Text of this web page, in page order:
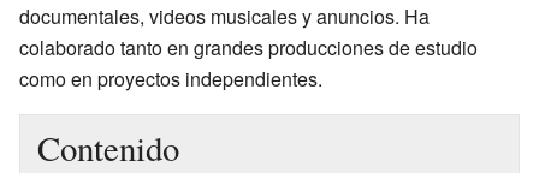
documentales, videos musicales y anuncios. Ha
colaborado tanto en grandes producciones de estudio
como en proyectos independientes.
Contenido